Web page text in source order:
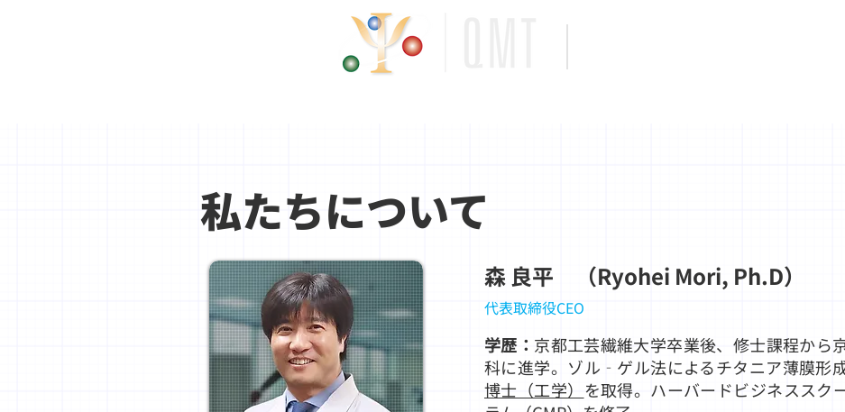
私たちについて
森 良平 （Ryohei Mori, Ph.D）
代表取締役CEO
学歴： 京都工芸繊維大学卒業後、修士課程から
科に進学。ゾル‐ゲル法によるチタニア薄膜形
博士（工学） を取得。ハーバードビジネススク